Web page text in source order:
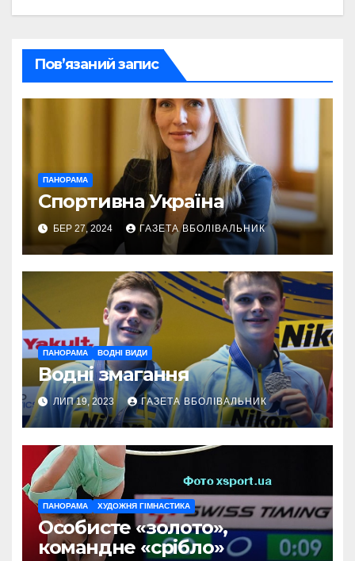
Пов’язаний запис
ПАНОРАМА
Спортивна Україна
БЕР 27, 2024 ГАЗЕТА ВБОЛІВАЛЬНИК
ПАНОРАМА ВОДНІ ВИДИ
Водні змагання
ЛИП 19, 2023 ГАЗЕТА ВБОЛІВАЛЬНИК
ПАНОРАМА ХУДОЖНЯ ГІМНАСТИКА
Особисте «золото»,
командне «срібло»